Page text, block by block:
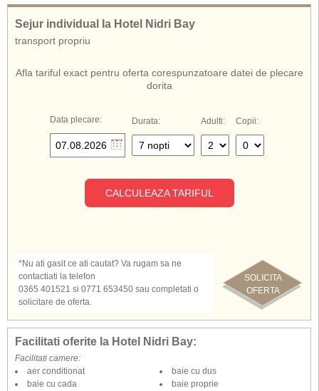
nautice, croaziere catre cele mai frumoase si mai cunoscute plaje ca Porto
Katsiki, Egremni etc, precum si spre insulele Ithaca și Kefalonia).
Sejur individual la Hotel Nidri Bay
transport propriu
Afla tariful exact pentru oferta corespunzatoare datei de plecare
dorita
Data plecare: Durata: Adulti: Copii:
CALCULEAZA TARIFUL
SOLICITA
OFERTA
*Nu ati gasit ce ati cautat? Va rugam sa ne
contactiati la telefon
0365 401521 si 0771 653450 sau completati o
solicitare de oferta.
Facilitati oferite la Hotel Nidri Bay:
Facilitati camere:
aer conditionat
baie cu cada
baie cu dus
baie proprie